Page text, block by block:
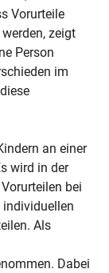
Vorurteile
zeigt
Person
im
an einer
wird in der
bei
individuellen
Als
Dabei